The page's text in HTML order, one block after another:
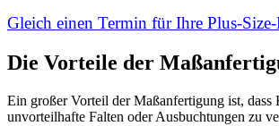
Gleich einen Termin für Ihre Plus-
Die Vorteile der
Ein großer Vorteil der Maßanfertigung ist,
unvorteilhafte Falten oder Ausbuchtungen zu